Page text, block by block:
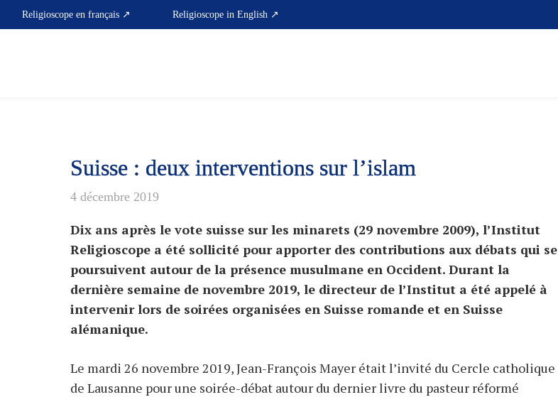
Religioscope en français ↗ Religioscope in English ↗
Suisse : deux interventions sur l’islam
4 décembre 2019
Dix ans après le vote suisse sur les minarets (29 novembre 2009), l’Institut
Religioscope a été sollicité pour apporter des contributions aux débats qui se
poursuivent autour de la présence musulmane en Occident. Durant la
dernière semaine de novembre 2019, le directeur de l’Institut a été appelé à
intervenir lors de soirées organisées en Suisse romande et en Suisse
alémanique.
Le mardi 26 novembre 2019, Jean-François Mayer était l’invité du Cercle catholique
de Lausanne pour une soirée-débat autour du dernier livre du pasteur réformé